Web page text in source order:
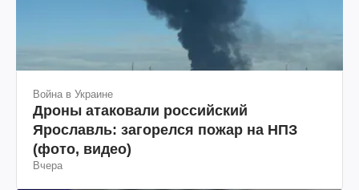
Война в Украине
Дроны атаковали российский
Ярославль: загорелся пожар на НПЗ
(фото, видео)
Вчера